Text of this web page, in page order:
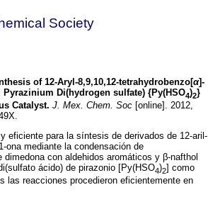
Society
of 12-Aryl-8,9,10,12-tetrahydrobenzo[α]-
Di(hydrogen sulfate) {Py(HSO4)2}
Catalyst. J. Mex. Chem. Soc [online]. 2012,
eficiente para la síntesis de derivados de 12-aril-
ona mediante la condensación de
con aldehidos aromáticos y β-nafthol
ácido) de pirazonio [Py(HSO4)2] como
las reacciones procedieron eficientemente en